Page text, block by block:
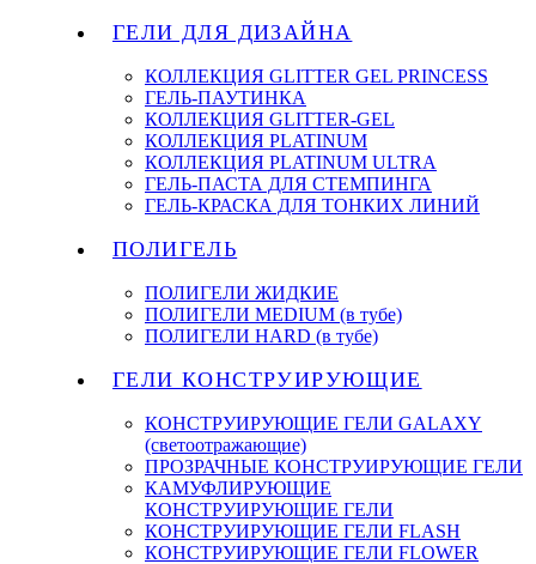
ГЕЛИ ДЛЯ ДИЗАЙНА
КОЛЛЕКЦИЯ GLITTER GEL PRINCESS
ГЕЛЬ-ПАУТИНКА
КОЛЛЕКЦИЯ GLITTER-GEL
КОЛЛЕКЦИЯ PLATINUM
КОЛЛЕКЦИЯ PLATINUM ULTRA
ГЕЛЬ-ПАСТА ДЛЯ СТЕМПИНГА
ГЕЛЬ-КРАСКА ДЛЯ ТОНКИХ ЛИНИЙ
ПОЛИГЕЛЬ
ПОЛИГЕЛИ ЖИДКИЕ
ПОЛИГЕЛИ MEDIUM (в тубе)
ПОЛИГЕЛИ HARD (в тубе)
ГЕЛИ КОНСТРУИРУЮЩИЕ
КОНСТРУИРУЮЩИЕ ГЕЛИ GALAXY
(светоотражающие)
ПРОЗРАЧНЫЕ КОНСТРУИРУЮЩИЕ ГЕЛИ
КАМУФЛИРУЮЩИЕ
КОНСТРУИРУЮЩИЕ ГЕЛИ
КОНСТРУИРУЮЩИЕ ГЕЛИ FLASH
КОНСТРУИРУЮЩИЕ ГЕЛИ FLOWER